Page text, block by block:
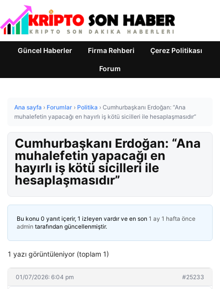
Güncel Haberler Firma Rehberi Çerez Politikası
Forum
Ana sayfa › Forumlar › Politika › Cumhurbaşkanı Erdoğan: “Ana
muhalefetin yapacağı en hayırlı iş kötü sicilleri ile hesaplaşmasıdır”
Cumhurbaşkanı Erdoğan: “Ana
muhalefetin yapacağı en
hayırlı iş kötü sicilleri ile
hesaplaşmasıdır”
Bu konu 0 yanıt içerir, 1 izleyen vardır ve en son 1 ay 1 hafta önce
admin tarafından güncellenmiştir.
1 yazı görüntüleniyor (toplam 1)
01/07/2026: 6:04 pm #25233